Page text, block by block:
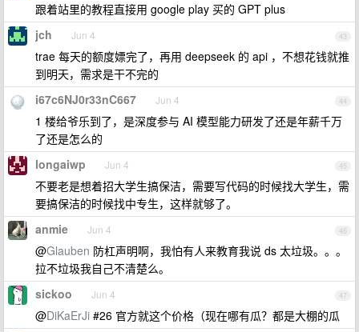
跟着站里的教程直接用 google play 买的 GPT plus
43
jch Jun 4
trae 每天的额度嫖完了，再用 deepseek 的 api ，不想花钱就推
到明天，需求是干不完的
44
i67c6NJ0r33nC667 Jun 4
1 楼给爷乐到了，是深度参与 AI 模型能力研发了还是年薪千万
了还是怎么的
45
longaiwp Jun 4
不要老是想着招大学生搞保洁，需要写代码的时候找大学生，需
要搞保洁的时候找中专生，这样就够了。
46
anmie Jun 4
@Glauben 防杠声明啊，我怕有人来教育我说 ds 太垃圾。。。
拉不垃圾我自己不清楚么。
47
sickoo Jun 4
@DiKaErJi #26 官方就这个价格（现在哪有瓜？都是大棚的瓜